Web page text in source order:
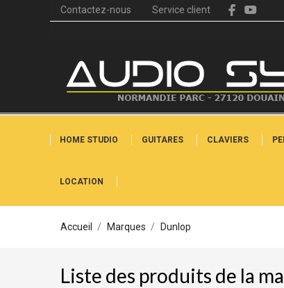
Contactez-nous Service client
HOME STUDIO GUITARES CLAVIERS
LOCATION
Accueil Marques Dunlop
Liste des produits de la